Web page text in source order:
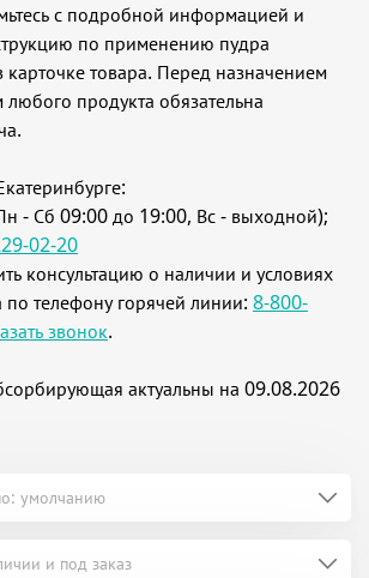
с подробной информацией и
по применению пудра
товара. Перед назначением
продукта обязательна
- Сб 09:00 до 19:00, Вс - выходной);
02-20
консультацию о наличии и условиях
по телефону горячей линии: 8-800-
звонок.
актуальны на 09.08.2026
умолчанию
и под заказ